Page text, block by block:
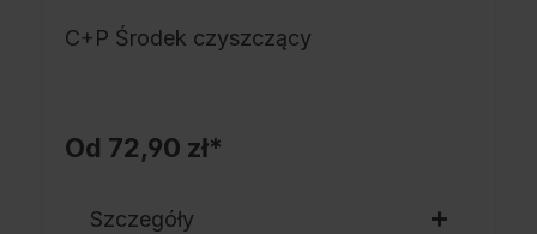
C+P Środek czyszczący
Od 72,90 zł*
Szczegóły